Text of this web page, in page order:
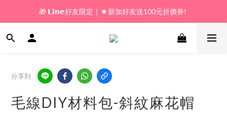
🎁 新好友購物金｜★加入新會員領券送100元!
🎁 𝗟𝗶𝗻𝗲好友限定｜★新加好友送100元折價券!
🎁 新好友購物金｜★加入新會員領券送100元!
分享到
毛線DIY材料包-斜紋麻花帽